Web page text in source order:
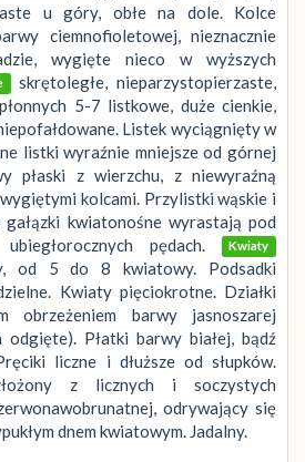
u góry, obłe na dole. Kolce
ciemnofioletowej, nieznacznie
wygięte nieco w wyższych
skrętoległe, nieparzystopierzaste,
5-7 listkowe, duże cienkie,
Listek wyciągnięty w
listki wyraźnie mniejsze od górnej
płaski z wierzchu, z niewyraźną
kolcami. Przylistki wąskie i
gałązki kwiatonośne wyrastają pod
pędach.
Kwiaty
od 5 do 8 kwiatowy. Podsadki
Kwiaty pięciokrotne. Działki
obrzeżeniem barwy jasnoszarej
odgięte). Płatki barwy białej, bądź
liczne i dłuższe od słupków.
z licznych i soczystych
odrywający się
dnem kwiatowym. Jadalny.